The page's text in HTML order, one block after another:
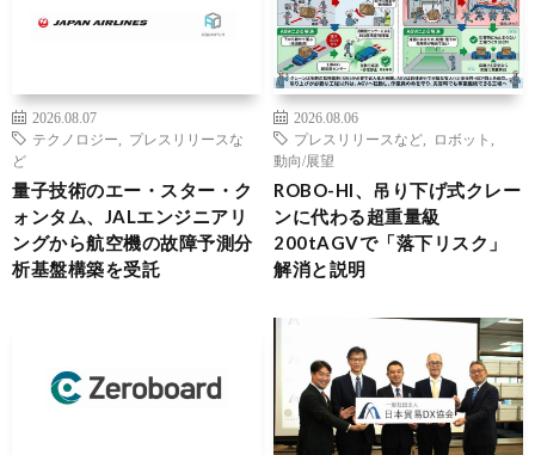
2026.08.07
テクノロジー
プレスリリースな
ど
量子技術のエー・スター・ク
ォンタム、JALエンジニアリ
ングから航空機の故障予測分
析基盤構築を受託
2026.08.06
プレスリリースなど
ロボット
動向/展望
ROBO-HI、吊り下げ式クレー
ンに代わる超重量級
200tAGVで「落下リスク」
解消と説明